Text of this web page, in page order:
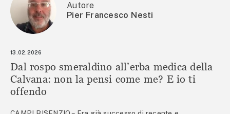
Autore
Pier Francesco Nesti
13.02.2026
Dal rospo smeraldino all’erba medica della
Calvana: non la pensi come me? E io ti
offendo